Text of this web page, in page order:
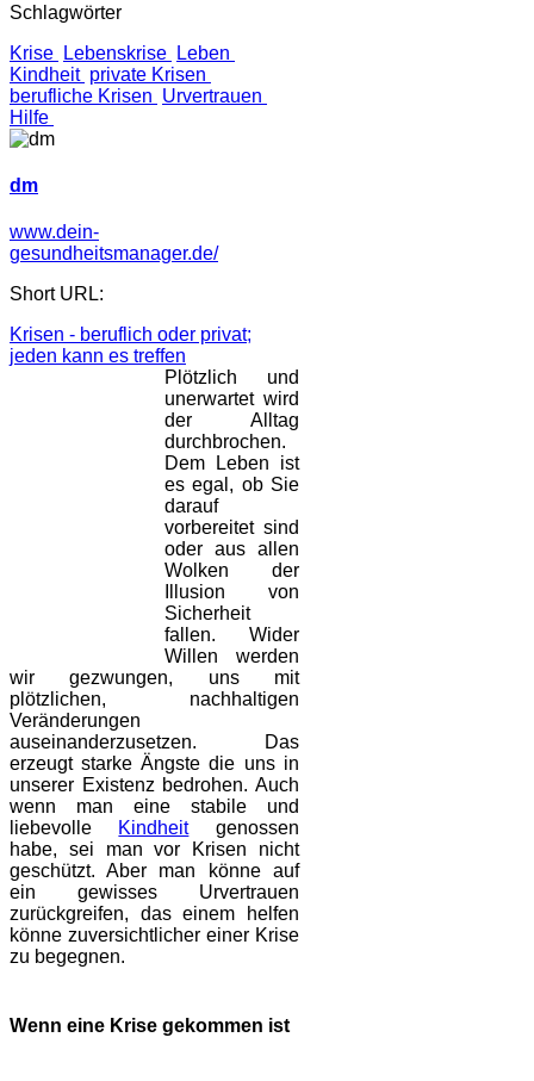
Schlagwörter
Krise
Lebenskrise
Leben
Kindheit private Krisen
berufliche Krisen Urvertrauen
Hilfe
dm
www.dein-
gesundheitsmanager.de/
Short URL:
Krisen - beruflich oder privat;
jeden kann es treffen
Plötzlich und
unerwartet wird
der Alltag
durchbrochen.
Dem Leben ist
es egal, ob Sie
darauf
vorbereitet sind
oder aus allen
Wolken der
Illusion von
Sicherheit
fallen. Wider
Willen werden
wir gezwungen, uns mit
plötzlichen, nachhaltigen
Veränderungen
auseinanderzusetzen. Das
erzeugt starke Ängste die uns in
unserer Existenz bedrohen. Auch
wenn man eine stabile und
liebevolle Kindheitgenossen
habe, sei man vor Krisen nicht
geschützt. Aber man könne auf
ein gewisses Urvertrauen
zurückgreifen, das einem helfen
könne zuversichtlicher einer Krise
zu begegnen.
Wenn eine Krise gekommen ist